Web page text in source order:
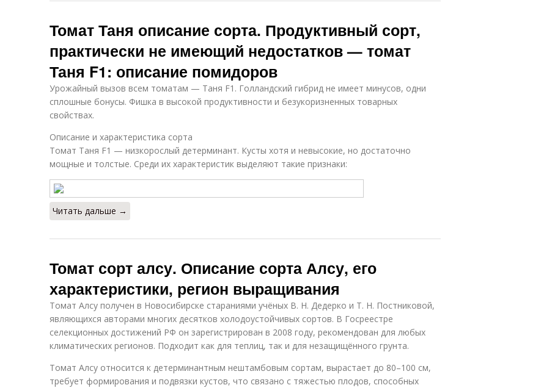
Томат Таня описание сорта. Продуктивный сорт,
практически не имеющий недостатков — томат
Таня F1: описание помидоров
Урожайный вызов всем томатам — Таня F1. Голландский гибрид не имеет минусов, одни
сплошные бонусы. Фишка в высокой продуктивности и безукоризненных товарных
свойствах.
Описание и характеристика сорта
Томат Таня F1 — низкорослый детерминант. Кусты хотя и невысокие, но достаточно
мощные и толстые. Среди их характеристик выделяют такие признаки:
Читать дальше →
Томат сорт алсу. Описание сорта Алсу, его
характеристики, регион выращивания
Томат Алсу получен в Новосибирске стараниями учёных В. Н. Дедерко и Т. Н. Постниковой,
являющихся авторами многих десятков холодоустойчивых сортов. В Госреестре
селекционных достижений РФ он зарегистрирован в 2008 году, рекомендован для любых
климатических регионов. Подходит как для теплиц, так и для незащищённого грунта.
Томат Алсу относится к детерминантным нештамбовым сортам, вырастает до 80–100 см,
требует формирования и подвязки кустов, что связано с тяжестью плодов, способных